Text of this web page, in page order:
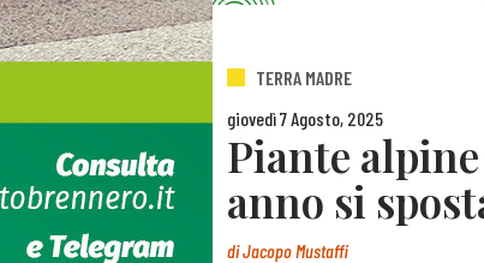
TERRA MADRE
giovedì 7 Agosto, 2025
Piante
anno si
diJacopo Mustaffi